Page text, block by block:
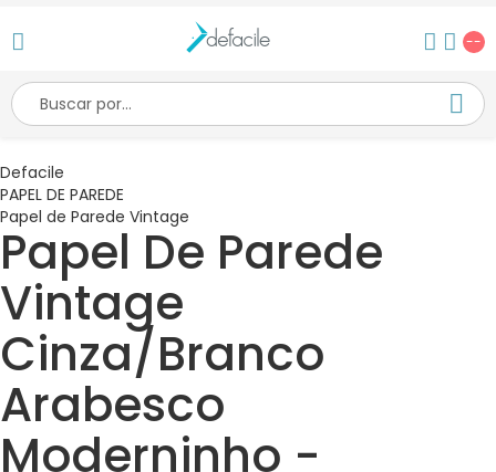
--
Defacile
PAPEL DE PAREDE
Papel de Parede Vintage
Papel De Parede
Vintage
Cinza/Branco
Arabesco
Moderninho -